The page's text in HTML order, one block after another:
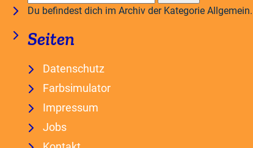
nach:
Du befindest dich im Archiv der Kategorie Allgemein.
Seiten
Datenschutz
Farbsimulator
Impressum
Jobs